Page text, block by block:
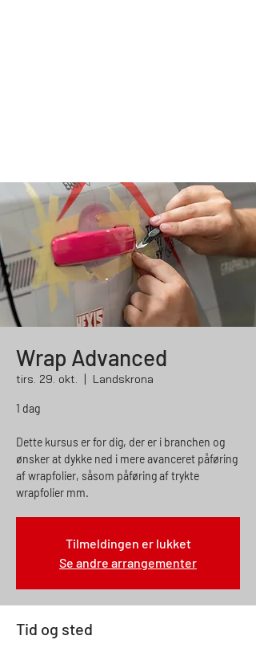
Wrap Advanced
tirs. 29. okt.
  |
Landskrona
1 dag
Dette kursus er for dig, der er i branchen og
ønsker at dykke ned i mere avanceret påføring
af wrapfolier, såsom påføring af trykte
wrapfolier mm.
Tilmeldingen er lukket
Se andre arrangementer
Tid og sted